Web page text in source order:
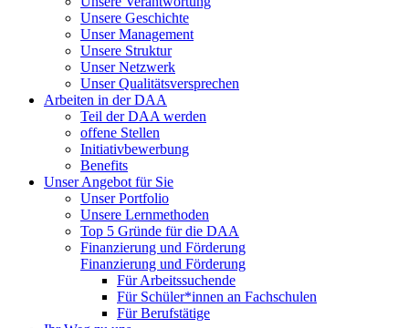
Unsere Geschichte
Unser Management
Unsere Struktur
Unser Netzwerk
Unser Qualitätsversprechen
Arbeiten in der DAA
Teil der DAA werden
offene Stellen
Initiativbewerbung
Benefits
Unser Angebot für Sie
Unser Portfolio
Unsere Lernmethoden
Top 5 Gründe für die DAA
Finanzierung und Förderung
Finanzierung und Förderung
Für Arbeitssuchende
Für Schüler*innen an Fachschulen
Für Berufstätige